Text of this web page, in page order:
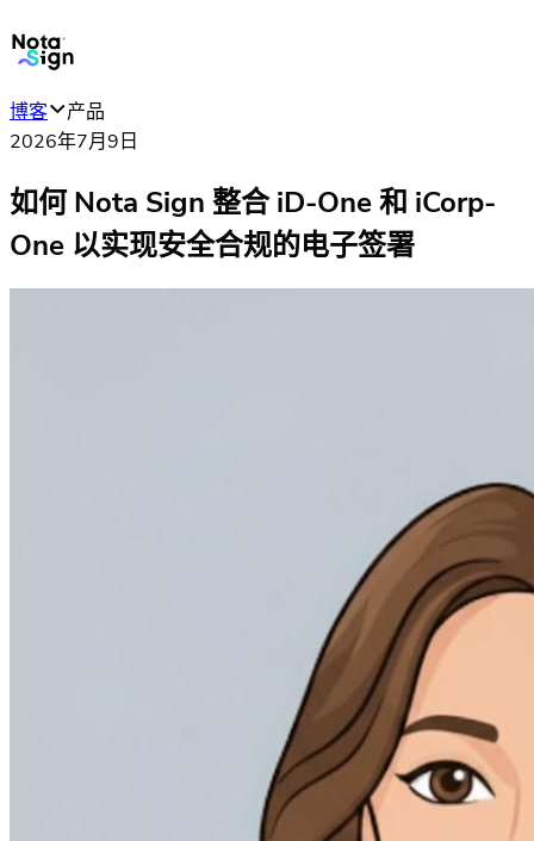
博客
产品
2026年7月9日
如何 Nota Sign 整合 iD-One 和 iCorp-
One 以实现安全合规的电子签署